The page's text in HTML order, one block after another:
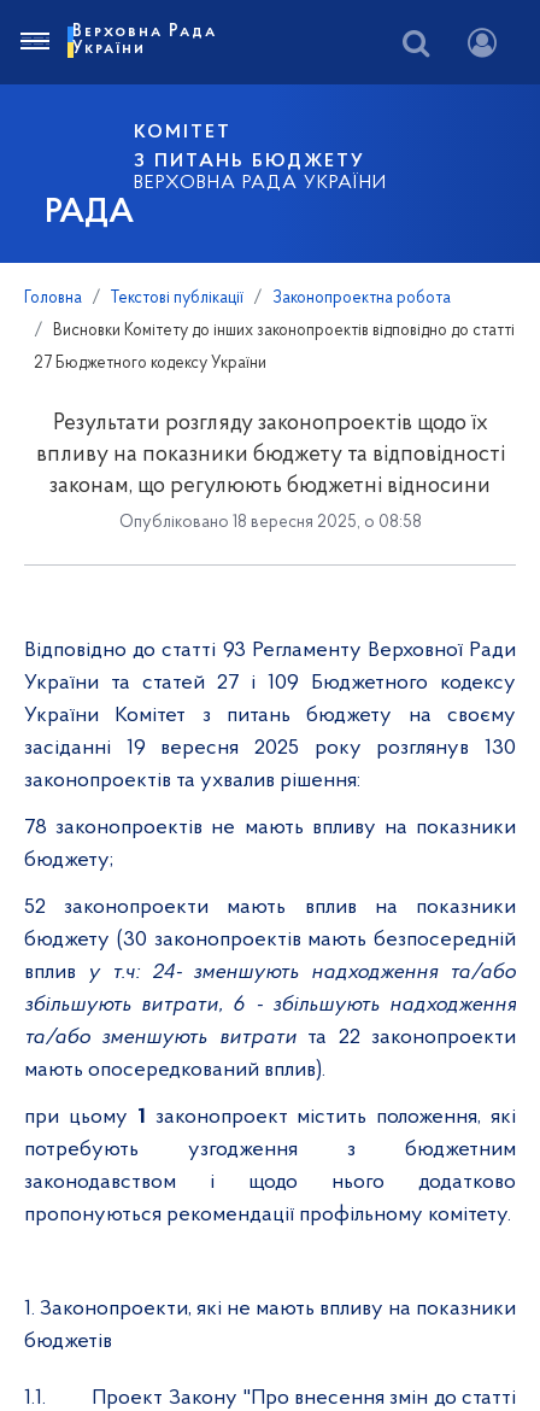
РАДА
КОМІТЕТ
З ПИТАНЬ БЮДЖЕТУ
ВЕРХОВНА РАДА УКРАЇНИ
Верховна Рада
України
Головна Текстові публікації
Законопроектна робота
Висновки Комітету до інших законопроектів відповідно до статті
27 Бюджетного кодексу України
Результати розгляду законопроектів щодо їх
впливу на показники бюджету та відповідності
законам, що регулюють бюджетні відносини
Опубліковано 18 вересня 2025, о 08:58
Відповідно до статті 93 Регламенту Верховної Ради
України та статей 27 і 109 Бюджетного кодексу
України Комітет з питань бюджету на своєму
засіданні 19 вересня 2025 року розглянув130
законопроектів та ухвалив рішення:
78законопроектів не мають впливу на показники
бюджету;
52законопроекти мають вплив на показники
бюджету (30 законопроектів мають безпосередній
вплив
у т.ч: 24- зменшують надходження та/або
збільшують витрати, 6 - збільшують надходження
та/або зменшують витрати та 22 законопроекти
мають опосередкований вплив).
при цьому 1
законопроект містить положення, які
потребують узгодження з бюджетним
законодавством і щодо нього додатково
пропонуються рекомендації профільному комітету.
1. Законопроекти, які не мають впливу на показники
бюджетів
1.1.
Проект Закону "Про внесення змін до статті